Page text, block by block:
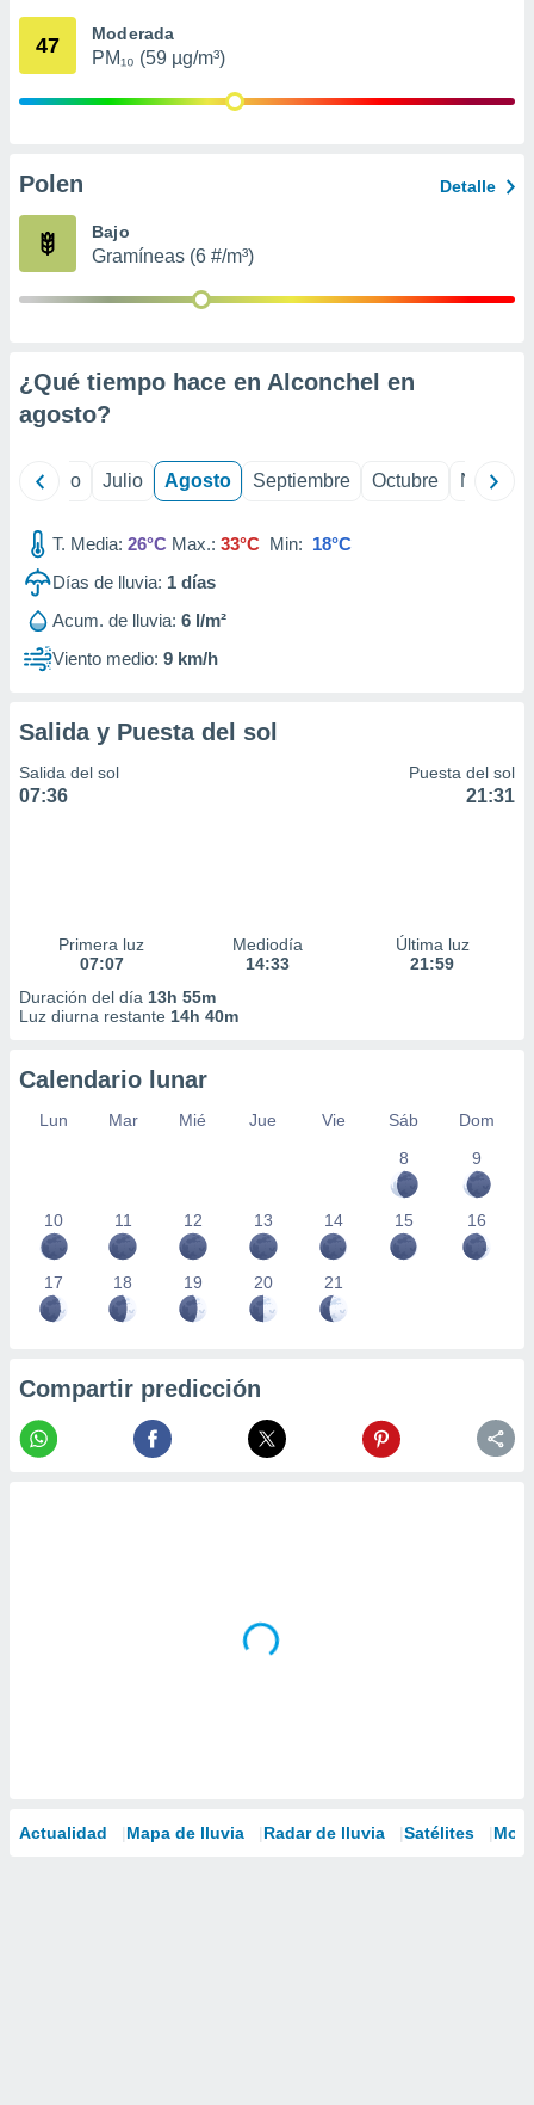
mediante
publicidad
de
47 Moderada
PM₁₀ (59 µg/m³)
Polen Detalle
Bajo
Gramíneas (6 #/m³)
¿Qué tiempo hace en Alconchel en
agosto?
Junio Julio Agosto Septiembre Octubre
T. Media: 26°C Max.: 33°C Min: 18°C
Días de lluvia: 1 días
Acum. de lluvia: 6 l/m²
Viento medio: 9 km/h
Salida y Puesta del sol
Salida del sol
07:36
Puesta del sol
21:31
Primera luz
07:07
Mediodía
14:33
Última luz
21:59
Duración del día 13h 55m
Luz diurna restante 14h 40m
Calendario lunar
Lun Mar Mié Jue Vie Sáb
Dom
8
9
10 11 12 13 14 15 16
17 18 19 20 21
Compartir predicción
Actualidad Mapa de lluvia Radar de lluvia Satélites